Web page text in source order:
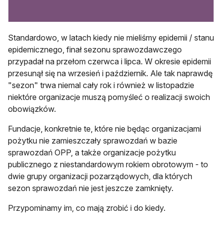
Standardowo, w latach kiedy nie mieliśmy epidemii / stanu
epidemicznego, finał sezonu sprawozdawczego
przypadał na przełom czerwca i lipca. W okresie epidemii
przesunął się na wrzesień i październik. Ale tak naprawdę
"sezon" trwa niemal cały rok i również w listopadzie
niektóre organizacje muszą pomyśleć o realizacji swoich
obowiązków.
Fundacje, konkretnie te, które nie będąc organizacjami
pożytku nie zamieszczały sprawozdań w bazie
sprawozdań OPP, a także organizacje pożytku
publicznego z niestandardowym rokiem obrotowym - to
dwie grupy organizacji pozarządowych, dla których
sezon sprawozdań nie jest jeszcze zamknięty.
Przypominamy im, co mają zrobić i do kiedy.